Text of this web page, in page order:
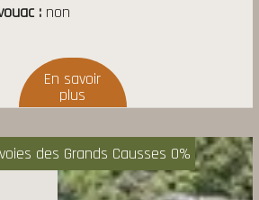
non
des Grands Causses 0%